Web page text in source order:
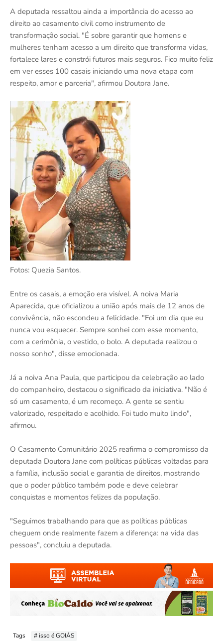
A deputada ressaltou ainda a importância do acesso ao
direito ao casamento civil como instrumento de
transformação social. "É sobre garantir que homens e
mulheres tenham acesso a um direito que transforma vidas,
fortalece lares e constrói futuros mais seguros. Fico muito feliz
em ver esses 100 casais iniciando uma nova etapa com
respeito, amor e parceria", afirmou Doutora Jane.
Fotos: Quezia Santos.
Entre os casais, a emoção era visível. A noiva Maria
Aparecida, que oficializou a união após mais de 12 anos de
convivência, não escondeu a felicidade. "Foi um dia que eu
nunca vou esquecer. Sempre sonhei com esse momento,
com a cerimônia, o vestido, o bolo. A deputada realizou o
nosso sonho", disse emocionada.
Já a noiva Ana Paula, que participou da celebração ao lado
do companheiro, destacou o significado da iniciativa. "Não é
só um casamento, é um recomeço. A gente se sentiu
valorizado, respeitado e acolhido. Foi tudo muito lindo",
afirmou.
O Casamento Comunitário 2025 reafirma o compromisso da
deputada Doutora Jane com políticas públicas voltadas para
a família, inclusão social e garantia de direitos, mostrando
que o poder público também pode e deve celebrar
conquistas e momentos felizes da população.
"Seguimos trabalhando para que as políticas públicas
cheguem onde realmente fazem a diferença: na vida das
pessoas", concluiu a deputada.
Tags # isso é GOIÁS